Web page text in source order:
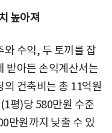
높아져
수익, 두 토끼를 잡
받아든 손익계산서는
건축비는 총 11억원
평)당 580만원 수준
만원까지 낮출 수 있